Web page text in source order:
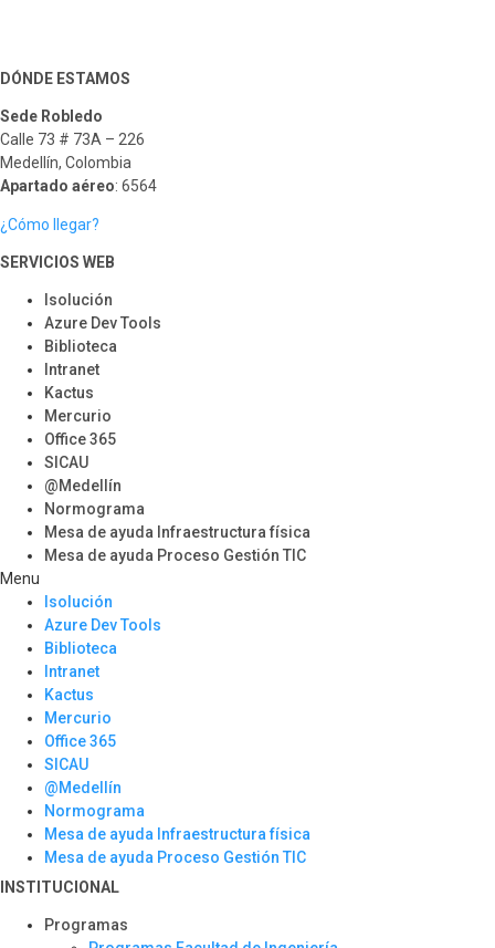
DÓNDE ESTAMOS
Sede Robledo
Calle 73 # 73A – 226
Medellín, Colombia
Apartado aéreo: 6564
¿Cómo llegar?
SERVICIOS WEB
Isolución
Azure Dev Tools
Biblioteca
Intranet
Kactus
Mercurio
Office 365
SICAU
@Medellín
Normograma
Mesa de ayuda Infraestructura física
Mesa de ayuda Proceso Gestión TIC
Menu
Isolución
Azure Dev Tools
Biblioteca
Intranet
Kactus
Mercurio
Office 365
SICAU
@Medellín
Normograma
Mesa de ayuda Infraestructura física
Mesa de ayuda Proceso Gestión TIC
INSTITUCIONAL
Programas